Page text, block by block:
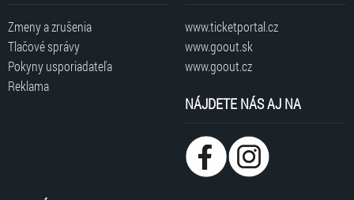
Zmeny a zrušenia
Tlačové správy
Pokyny usporiadateľa
Reklama
www.ticketportal.cz
www.goout.sk
www.goout.cz
NÁJDETE NÁS AJ NA